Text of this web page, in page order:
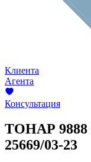
Клиента
Агента
Консультация
ТОНАР 9888
25669/03-23